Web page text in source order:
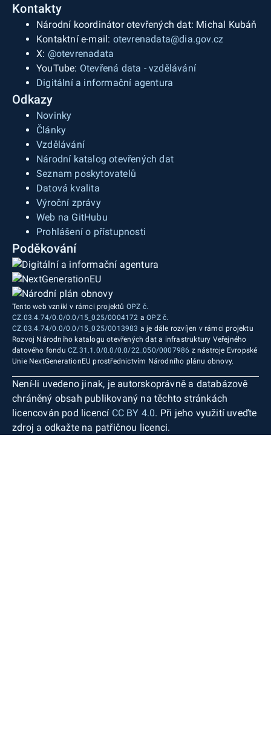
Kontakty
Národní koordinátor otevřených dat: Michal Kubáň
Kontaktní e-mail: otevrenadata@dia.gov.cz
X: @otevrenadata
YouTube: Otevřená data - vzdělávání
Digitální a informační agentura
Odkazy
Novinky
Články
Vzdělávání
Národní katalog otevřených dat
Seznam poskytovatelů
Datová kvalita
Výroční zprávy
Web na GitHubu
Prohlášení o přístupnosti
Poděkování
Tento web vznikl v rámci projektů OPZ č.
CZ.03.4.74/0.0/0.0/15_025/0004172 aOPZ č.
CZ.03.4.74/0.0/0.0/15_025/0013983 a je dále rozvíjen v rámci projektu
Rozvoj Národního katalogu otevřených dat a infrastruktury Veřejného
datového fondu CZ.31.1.0/0.0/0.0/22_050/0007986 z nástroje Evropské
Unie NextGenerationEU prostřednictvím Národního plánu obnovy.
Není-li uvedeno jinak, je autorskoprávně a databázově
chráněný obsah publikovaný na těchto stránkách
licencován pod licencí CC BY 4.0. Při jeho využití uveďte
zdroj a odkažte na patřičnou licenci.